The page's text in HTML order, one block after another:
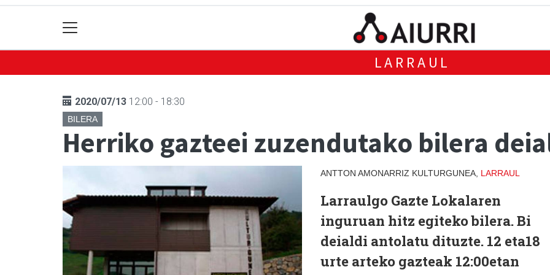
LARRAUL
2020/07/13 12:00 - 18:30
BILERA
Herriko gazteei zuzendutako bilera
ANTTON AMONARRIZ KULTURGUNEA, LARRAUL
Larraulgo Gazte Lokalaren
inguruan hitz egiteko bilera. Bi
deialdi antolatu dituzte. 12 eta18
urte arteko gazteak 12:00etan